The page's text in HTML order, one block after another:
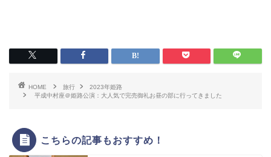
HOME 旅行
2023年姫路
平成中村座＠姫路公演：大人気で完売御礼お昼の部に行ってきました
こちらの記事もおすすめ！